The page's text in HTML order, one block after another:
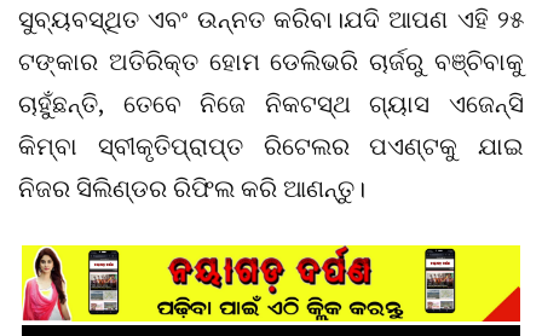
ସୁବ୍ୟବସ୍ଥିତ ଏବଂ ଉନ୍ନତ କରିବା।ଯଦି ଆପଣ ଏହି ୨୫
ଟଙ୍କାର ଅତିରିକ୍ତ ହୋମ ଡେଲିଭରି ଚାର୍ଜରୁ ବଞ୍ଚିବାକୁ
ଚାହୁଁଛନ୍ତି, ତେବେ ନିଜେ ନିକଟସ୍ଥ ଗ୍ୟାସ ଏଜେନ୍ସି
କିମ୍ବା ସ୍ବୀକୃତିପ୍ରାପ୍ତ ରିଟେଲର ପଏଣ୍ଟକୁ ଯାଇ
ନିଜର ସିଲିଣ୍ଡର ରିଫିଲ କରି ଆଣନ୍ତୁ।